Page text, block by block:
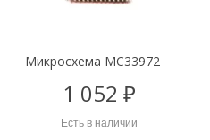
Микросхема MC33972
1 052 ₽
Есть в наличии